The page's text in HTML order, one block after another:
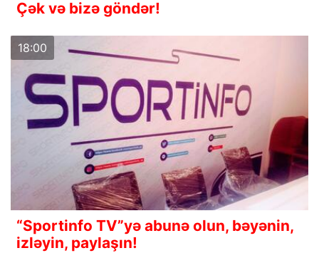
Çək və bizə göndər!
18:00
“Sportinfo TV”yə abunə olun, bəyənin,
izləyin, paylaşın!